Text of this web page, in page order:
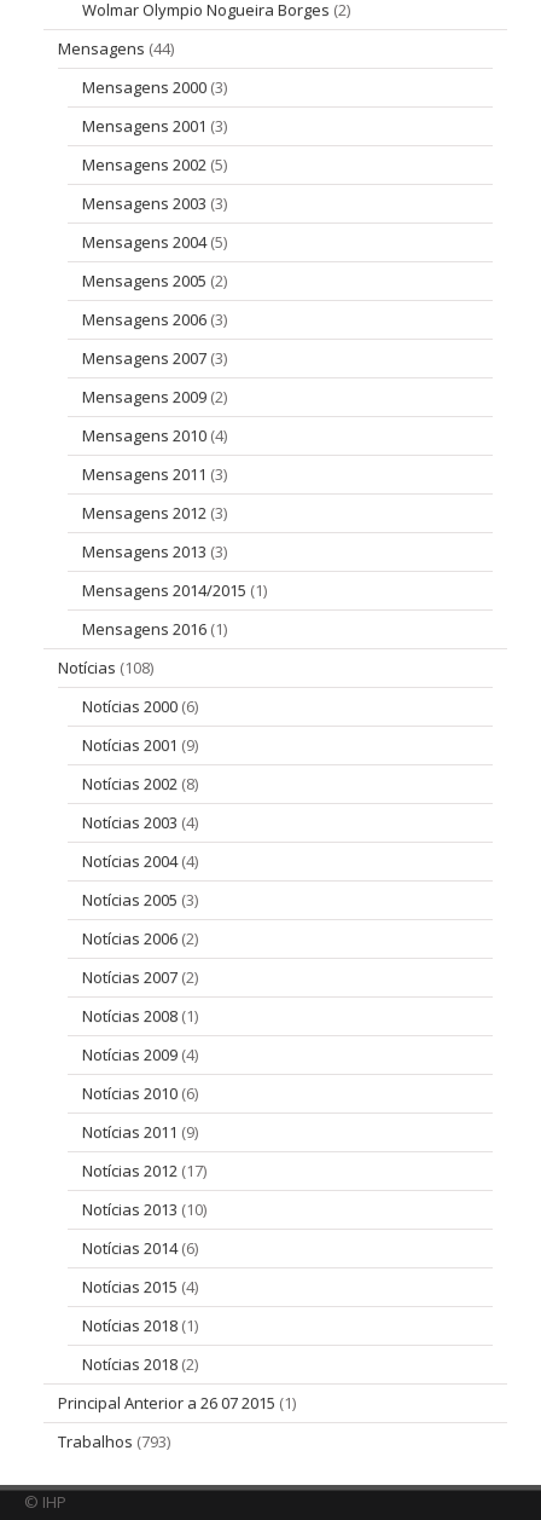
Wolmar Olympio Nogueira Borges (2)
Mensagens (44)
Mensagens 2000 (3)
Mensagens 2001 (3)
Mensagens 2002 (5)
Mensagens 2003 (3)
Mensagens 2004(5)
Mensagens 2005 (2)
Mensagens 2006 (3)
Mensagens 2007 (3)
Mensagens 2009 (2)
Mensagens 2010 (4)
Mensagens 2011 (3)
Mensagens 2012 (3)
Mensagens 2013 (3)
Mensagens 2014/2015 (1)
Mensagens 2016 (1)
Notícias (108)
Notícias 2000 (6)
Notícias 2001 (9)
Notícias 2002 (8)
Notícias 2003 (4)
Notícias 2004(4)
Notícias 2005 (3)
Notícias 2006 (2)
Notícias 2007 (2)
Notícias 2008 (1)
Notícias 2009 (4)
Notícias 2010 (6)
Notícias 2011 (9)
Notícias 2012 (17)
Notícias 2013 (10)
Notícias 2014(6)
Notícias 2015 (4)
Notícias 2018 (1)
Notícias 2018 (2)
Principal Anterior a 26 07 2015 (1)
Trabalhos (793)
© IHP